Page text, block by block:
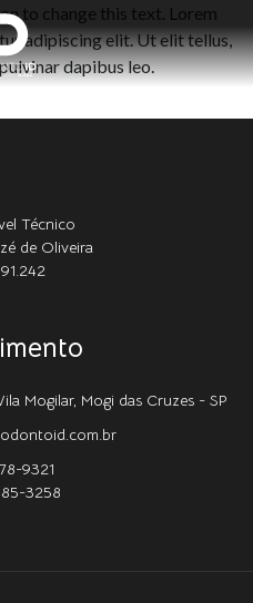
to change this text. Lorem
adipiscing elit. Ut elit tellus,
dapibus leo.
Técnico
de Oliveira
Mogilar, Mogi das Cruzes - SP
9321
3258